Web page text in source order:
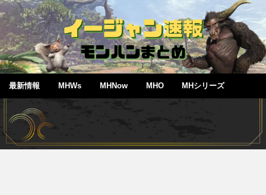
最新情報 MHWs MHNow MHO MHシリーズ